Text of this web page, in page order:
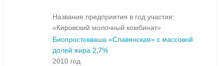
Название предприятия в год участия:
«Кировский молочный комбинат»
Биопростокваша «Славянская» с массовой
долей жира 2,7%
2010 год